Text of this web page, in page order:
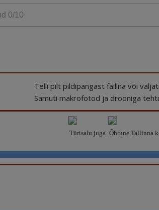
0/10
Telli pilt pildipangast failina või
Samuti makrofotod ja drooniga
Türisalu juga Õhtune Tallinna